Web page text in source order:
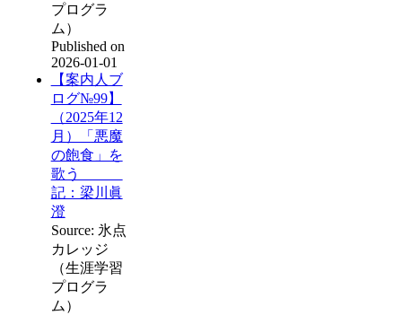
プログラ
ム）
Published on
2026-01-01
【案内人ブ
ログ№99】
（2025年12
月）「悪魔
の飽食」を
歌う
記：梁川眞
澄
Source: 氷点
カレッジ
（生涯学習
プログラ
ム）